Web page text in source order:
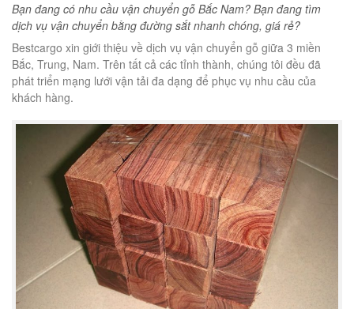
Bạn đang có nhu cầu vận chuyển gỗ Bắc Nam? Bạn đang tìm
dịch vụ vận chuyển bằng đường sắt nhanh chóng, giá rẻ?
Bestcargo xin giới thiệu về dịch vụ vận chuyển gỗ giữa 3 miền
Bắc, Trung, Nam. Trên tất cả các tỉnh thành, chúng tôi đều đã
phát triển mạng lưới vận tải đa dạng để phục vụ nhu cầu của
khách hàng.